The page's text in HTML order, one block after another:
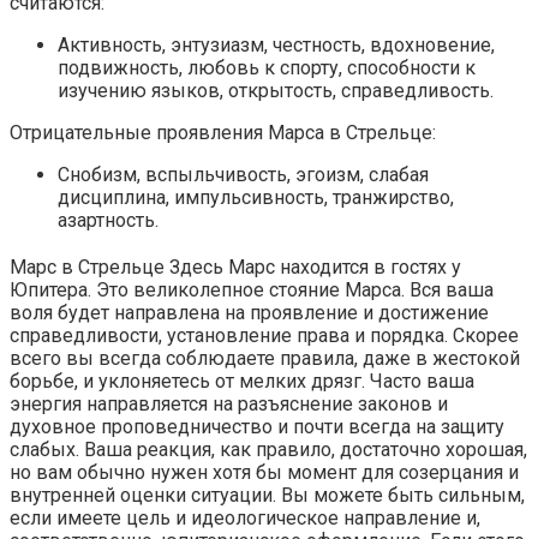
Активность, энтузиазм, честность, вдохновение,
подвижность, любовь к спорту, способности к
изучению языков, открытость, справедливость.
Отрицательные проявления Марса в Стрельце:
Снобизм, вспыльчивость, эгоизм, слабая
дисциплина, импульсивность, транжирство,
азартность.
Марс в Стрельце Здесь Марс находится в гостях у
Юпитера. Это великолепное стояние Марса. Вся ваша
воля будет направлена на проявление и достижение
справедливости, установление права и порядка. Скорее
всего вы всегда соблюдаете правила, даже в жестокой
борьбе, и уклоняетесь от мелких дрязг. Часто ваша
энергия направляется на разъяснение законов и
духовное проповедничество и почти всегда на защиту
слабых. Ваша реакция, как правило, достаточно хорошая,
но вам обычно нужен хотя бы момент для созерцания и
внутренней оценки ситуации. Вы можете быть сильным,
если имеете цель и идеологическое направление и,